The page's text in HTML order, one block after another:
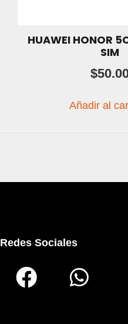
HUAWEI HONOR
SIM
$
Añadir al
Redes Sociales